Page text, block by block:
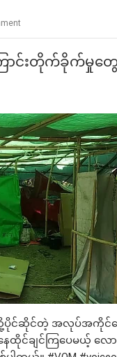
ာင်းတိုက်ခိုက်မှုတွ
င်ဆိုင်တဲ့ အလုပ်အကိုင်တွေ၊
င်ချင်ကြပေမယ့် လေ